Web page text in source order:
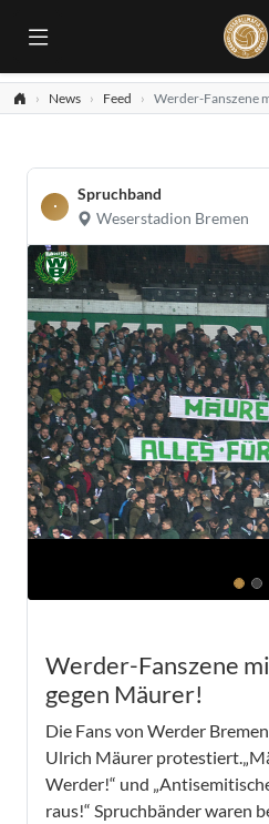
News Feed Werder-Fanszene mit
Spruchband
Weserstadion Bremen
Werder-Fanszene
gegen Mäurer!
Die Fans von Werder
Ulrich Mäurer
Werder!“ und
raus!“ Spruchbänder waren